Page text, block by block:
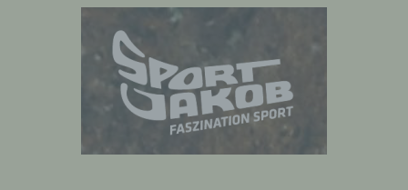
Registrierung auf unserer Internetseite
Die betroffene Person hat die Möglichkeit, sich auf
der Internetseite des für die Verarbeitung
Verantwortlichen unter Angabe von
personenbezogenen Daten zu registrieren.
Welche personenbezogenen Daten dabei an den
für die Verarbeitung Verantwortlichen übermittelt